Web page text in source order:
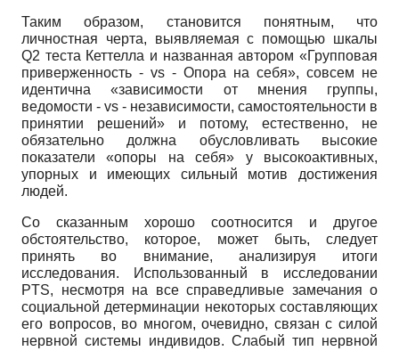
Таким образом, становится понятным, что
личностная черта, выявляемая с помощью шкалы
Q2 теста Кеттелла и названная автором «Групповая
приверженность - vs - Опора на себя», совсем не
идентична «зависимости от мнения группы,
ведомости - vs - независимости, самостоятельности в
принятии решений» и потому, естественно, не
обязательно должна обусловливать высокие
показатели «опоры на себя» у высокоактивных,
упорных и имеющих сильный мотив достижения
людей.
Со сказанным хорошо соотносится и другое
обстоятельство, которое, может быть, следует
принять во внимание, анализируя итоги
исследования. Использованный в исследовании
PTS, несмотря на все справедливые замечания о
социальной детерминации некоторых составляющих
его вопросов, во многом, очевидно, связан с силой
нервной системы индивидов. Слабый тип нервной